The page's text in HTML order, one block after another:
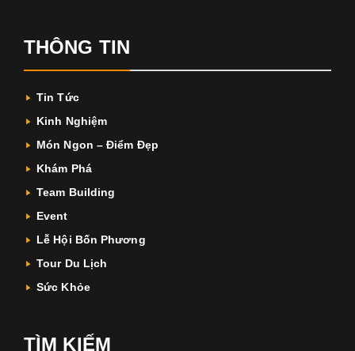
THÔNG TIN
Tin Tức
Kinh Nghiệm
Món Ngon – Điểm Đẹp
Khám Phá
Team Building
Event
Lễ Hội Bốn Phương
Tour Du Lịch
Sức Khỏe
TÌM KIẾM